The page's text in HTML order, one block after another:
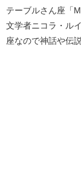
テーブルさん座「
文学者ニコラ・ル
座なので神話や伝